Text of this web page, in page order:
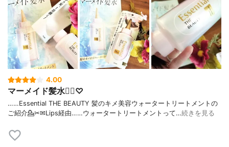
4.00
マーメイド髪水🧜‍♀️♡
……⁡Essential THE BEAUTY ⁡⁡髪のキメ美容ウォータートリートメントの
ご紹介💁✂⁡⁡✉Lips経由⁡……⁡⁡⁡ウォータートリートメントって⁡…続きを見る